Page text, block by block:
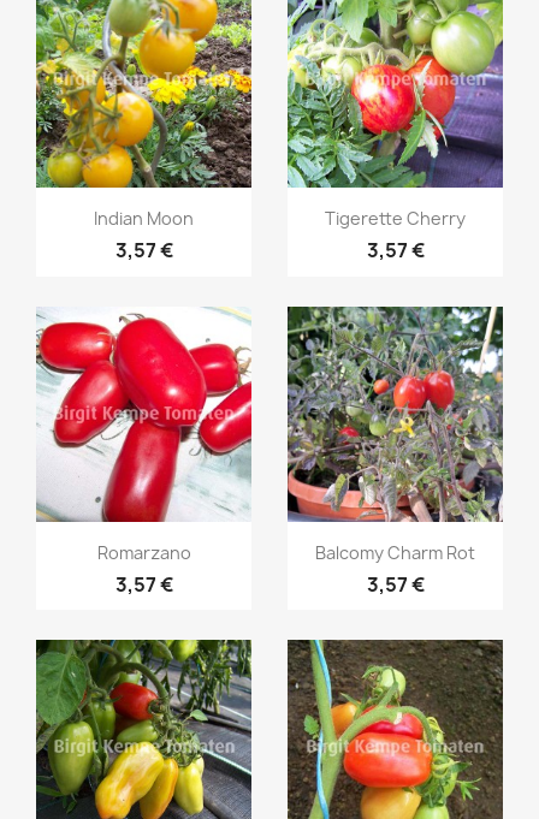
Vorschau
Indian Moon
3,57 €
Vorschau
Tigerette Cherry
3,57 €
Vorschau
Romarzano
3,57 €
Vorschau
Balcomy Charm Rot
3,57 €